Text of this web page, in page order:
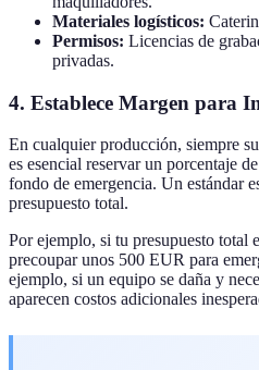
Materiales logísticos:
Permisos: Licencias de
privadas.
4. Establece Margen para
En cualquier producción, siempre
es esencial reservar un porcentaje
fondo de emergencia. Un estándar
presupuesto total.
Por ejemplo, si tu presupuesto total
precoupar unos 500 EUR para
ejemplo, si un equipo se daña y
aparecen costos adicionales